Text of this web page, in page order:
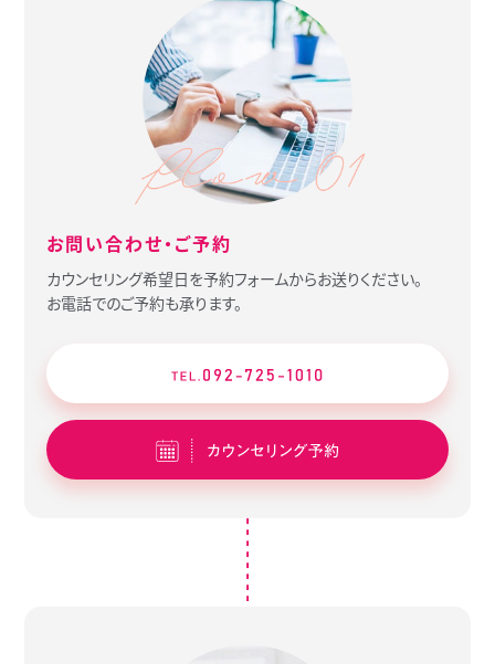
お問い合わせ・ご予約
カウンセリング希望日を予約フォームからお送りください。
お電話でのご予約も承ります。